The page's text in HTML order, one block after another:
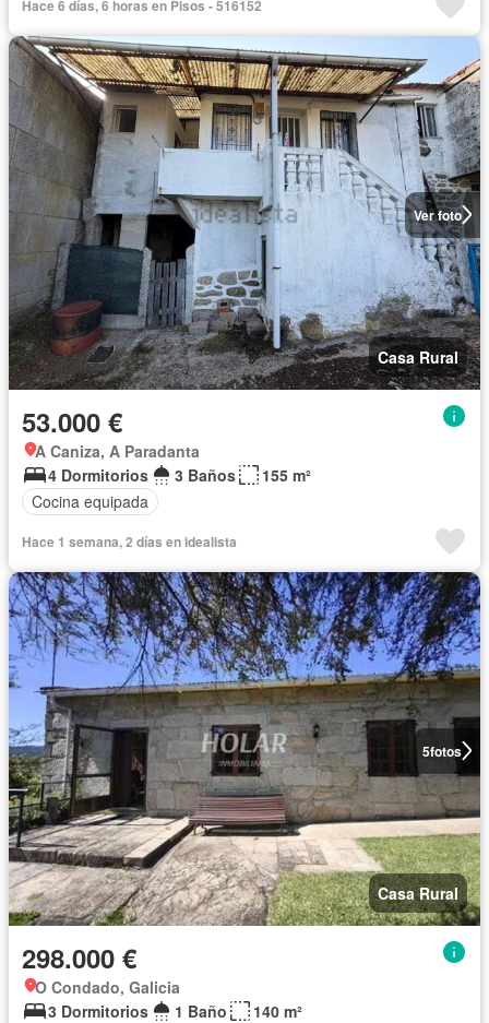
Hace 6 días, 6 horas en Pisos - 516152
Ver foto
Casa Rural
53.000 €
A Caniza, A Paradanta
4 Dormitorios
3 Baños
155 m²
Cocina equipada
Hace 1 semana, 2 días en idealista
5fotos
Casa Rural
298.000 €
O Condado, Galicia
3 Dormitorios
1 Baño 140 m²